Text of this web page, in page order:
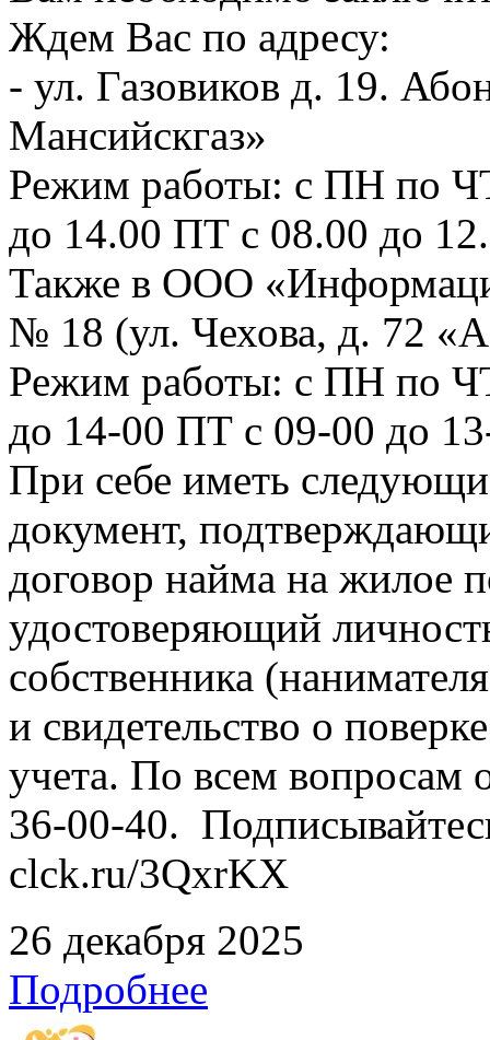
Ждем Вас по адресу:
- ул. Газовиков д. 19.
Мансийскгаз»
Режим работы: с ПН по
до 14.00 ПТ с 08.00 до
Также в ООО
№ 18 (ул. Чехова, д. 72
Режим работы: с ПН по
до 14-00 ПТ с 09-00 до
При себе иметь
документ,
договор найма на жилое
удостоверяющий
собственника
и свидетельство о
учета. По всем вопросам
36-00-40.
clck.ru/3QxrKX
26 декабря 2025
Подробнее